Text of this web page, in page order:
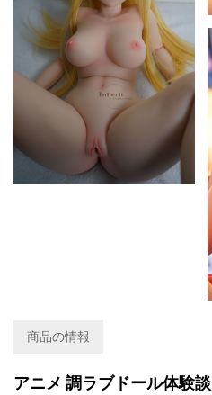
商品の情報
アニメ 調ラブドール体験談